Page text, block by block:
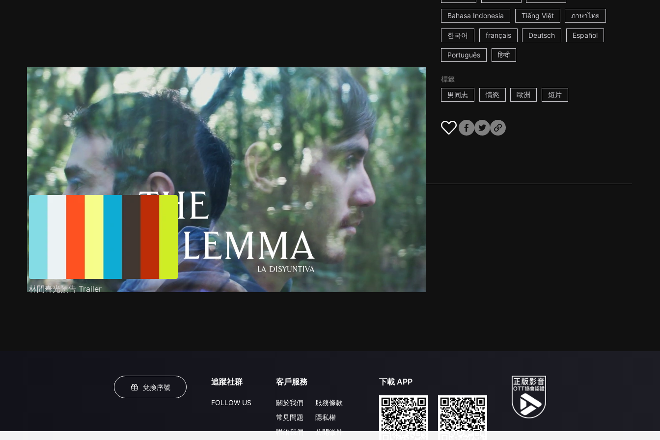
Bahasa Indonesia Tiếng Việt ภาษาไทย
한국어 français Deutsch Español
Português हिन्दी
標籤
男同志
情慾 歐洲 短片
預告 劇照 推薦影片 劇情介紹
林間春光預告 Trailer
兌換序號
追蹤社群
FOLLOW US
客戶服務
關於我們
常見問題
聯絡我們
服務條款
隱私權
公開徵件
下載 APP